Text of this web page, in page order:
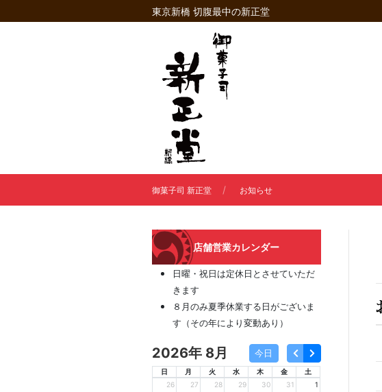
東京新橋 切腹最中の新正堂
御菓子司 新正堂 お知らせ
店舗営業カレンダー
日曜・祝日は定休日とさせていただ
きます
８月のみ夏季休業する日がございま
す（その年により変動あり）
2026年 8月 今日
日 月 火 水 木 金
土
26
27 28 29 30 31 1